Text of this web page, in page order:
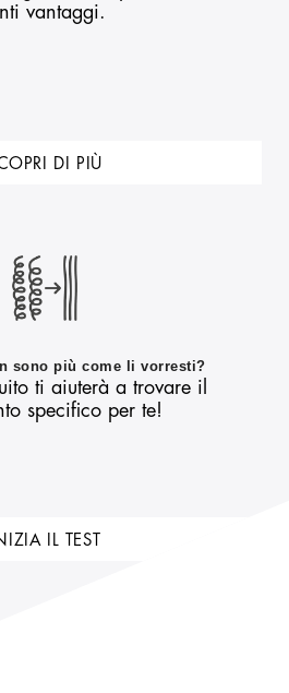
vantaggi.
DI PIÙ
sono più come li vorresti?
ti aiuterà a trovare il
specifico per te!
IL TEST